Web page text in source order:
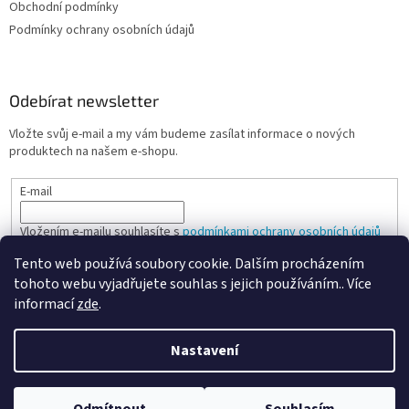
Tento web používá soubory cookie. Dalším procházením
tohoto webu vyjadřujete souhlas s jejich používáním.. Více
informacízde.
Nastavení
Obchodní podmínky
Podmínky ochrany osobních údajů
Odebírat newsletter
Vložte svůj e-mail a my vám budeme zasílat informace o nových
produktech na našem e-shopu.
E-mail
Vložením e-mailu souhlasíte spodmínkami ochrany osobních údajů
PŘIHLÁSIT SE
Vytvořil Shoptet